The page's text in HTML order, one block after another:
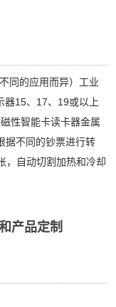
同的应用而异）工业
器15、17、19或以上
性智能卡读卡器金属
据不同的钞票进行转
，自动切割加热和冷却
产品定制